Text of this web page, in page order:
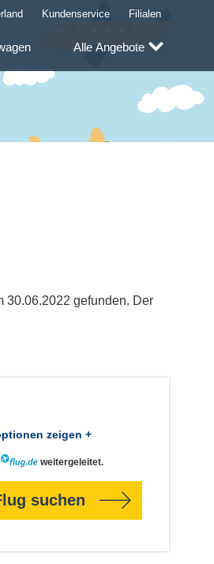
Kundenservice Filialen
Alle Angebote
30.06.2022 gefunden. Der
zeigen +
weitergeleitet.
suchen